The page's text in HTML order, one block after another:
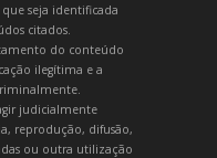
seja identificada
citados.
do conteúdo
ilegítima e a
judicialmente
reprodução, difusão,
ou outra utilização